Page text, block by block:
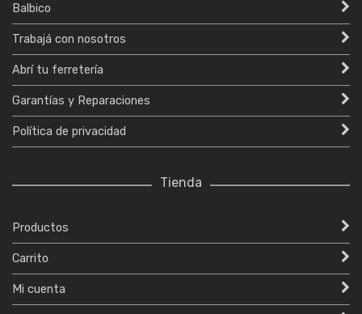
Balbico
Trabajá con nosotros
Abrí tu ferretería
Garantías y Reparaciones
Política de privacidad
Tienda
Productos
Carrito
Mi cuenta